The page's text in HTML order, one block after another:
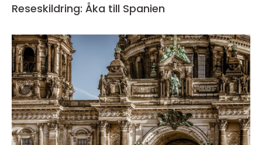
Reseskildring: Åka till Spanien